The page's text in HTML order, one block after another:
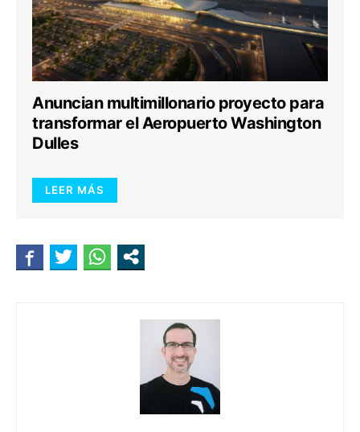
Anuncian multimillonario proyecto para
transformar el Aeropuerto Washington
Dulles
LEER MÁS